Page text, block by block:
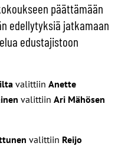
päättämään
edellytyksiä jatkamaan
edustajistoon
valittiin Anette
valittiin Ari Mähösen
valittiin Reijo